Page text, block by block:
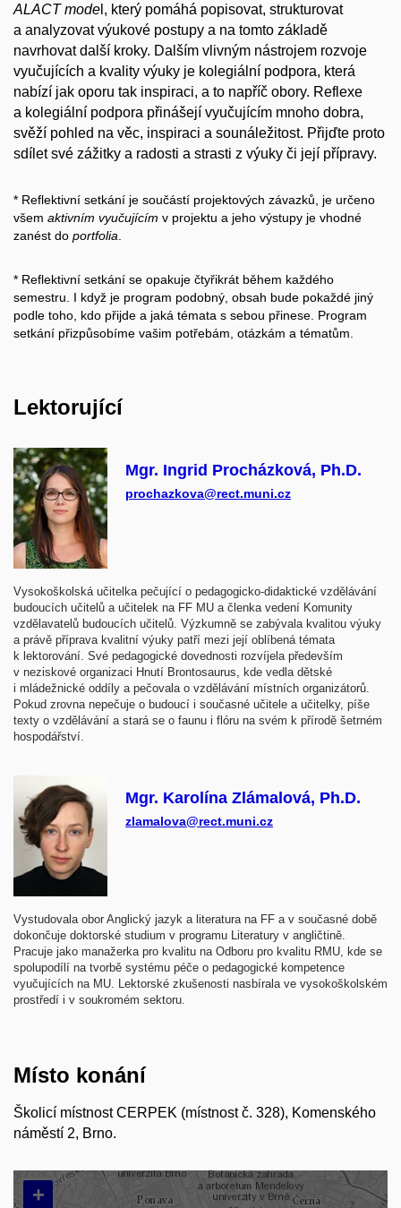
ALACT mode l, který pomáhá popisovat, strukturovat
a analyzovat výukové postupy a na tomto základě
navrhovat další kroky. Dalším vlivným nástrojem rozvoje
vyučujících a kvality výuky je kolegiální podpora, která
nabízí jak oporu tak inspiraci, a to napříč obory. Reflexe
a kolegiální podpora přinášejí vyučujícím mnoho dobra,
svěží pohled na věc, inspiraci a sounáležitost. Přijďte proto
sdílet své zážitky a radosti a strasti z výuky či její přípravy.
* Reflektivní setkání je součástí projektových závazků, je určeno
všem aktivním vyučujícím v projektu a jeho výstupy je vhodné
zanést do portfolia
* Reflektivní setkání se opakuje čtyřikrát během každého
semestru. I když je program podobný, obsah bude pokaždé jiný
podle toho, kdo přijde a jaká témata s sebou přinese. Program
setkání přizpůsobíme vašim potřebám, otázkám a tématům.
Lektorující
Mgr. Ingrid Procházková, Ph.D.
prochazkova@rect.muni.cz
Vysokoškolská učitelka pečující o pedagogicko-didaktické vzdělávání
budoucích učitelů a učitelek na FF MU a členka vedení Komunity
vzdělavatelů budoucích učitelů. Výzkumně se zabývala kvalitou výuky
a právě příprava kvalitní výuky patří mezi její oblíbená témata
k lektorování. Své pedagogické dovednosti rozvíjela především
v neziskové organizaci Hnutí Brontosaurus, kde vedla dětské
i mládežnické oddíly a pečovala o vzdělávání místních organizátorů.
Pokud zrovna nepečuje o budoucí i současné učitele a učitelky, píše
texty o vzdělávání a stará se o faunu i flóru na svém k přírodě šetrném
hospodářství.
Mgr. Karolína Zlámalová, Ph.D.
zlamalova@rect.muni.cz
Vystudovala obor Anglický jazyk a literatura na FF a v současné době
dokončuje doktorské studium v programu Literatury v angličtině.
Pracuje jako manažerka pro kvalitu na Odboru pro kvalitu RMU, kde se
spolupodílí na tvorbě systému péče o pedagogické kompetence
vyučujících na MU. Lektorské zkušenosti nasbírala ve vysokoškolském
prostředí i v soukromém sektoru.
Místo konání
Školicí místnost CERPEK (místnost č. 328), Komenského
náměstí 2, Brno.
+